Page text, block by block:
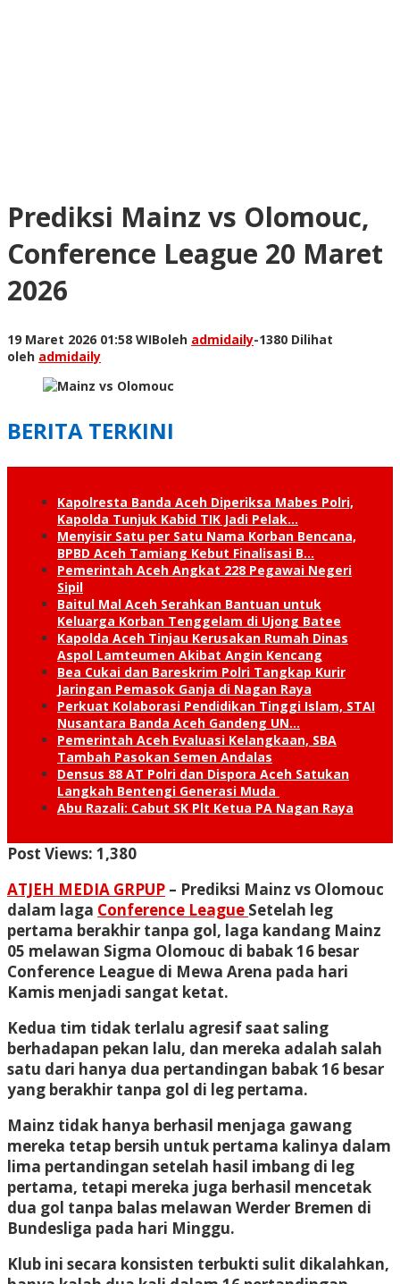
Prediksi Mainz vs Olomouc,
Conference League 20 Maret
2026
19 Maret 2026 01:58 WIBoleh admidaily-1380 Dilihat
oleh admidaily
BERITA TERKINI
Kapolresta Banda Aceh Diperiksa Mabes Polri,
Kapolda Tunjuk Kabid TIK Jadi Pelak…
Menyisir Satu per Satu Nama Korban Bencana,
BPBD Aceh Tamiang Kebut Finalisasi B…
Pemerintah Aceh Angkat 228 Pegawai Negeri
Sipil
Baitul Mal Aceh Serahkan Bantuan untuk
Keluarga Korban Tenggelam di Ujong Batee
Kapolda Aceh Tinjau Kerusakan Rumah Dinas
Aspol Lamteumen Akibat Angin Kencang
Bea Cukai dan Bareskrim Polri Tangkap Kurir
Jaringan Pemasok Ganja di Nagan Raya
Perkuat Kolaborasi Pendidikan Tinggi Islam, STAI
Nusantara Banda Aceh Gandeng UN…
Pemerintah Aceh Evaluasi Kelangkaan, SBA
Tambah Pasokan Semen Andalas
Densus 88 AT Polri dan Dispora Aceh Satukan
Langkah Bentengi Generasi Muda
Abu Razali: Cabut SK Plt Ketua PA Nagan Raya
Post Views: 1,380
ATJEH MEDIA GRPUP – Prediksi Mainz vs Olomouc
dalam laga Conference League Setelah leg
pertama berakhir tanpa gol, laga kandang Mainz
05 melawan Sigma Olomouc di babak 16 besar
Conference League di Mewa Arena pada hari
Kamis menjadi sangat ketat.
Kedua tim tidak terlalu agresif saat saling
berhadapan pekan lalu, dan mereka adalah salah
satu dari hanya dua pertandingan babak 16 besar
yang berakhir tanpa gol di leg pertama.
Mainz tidak hanya berhasil menjaga gawang
mereka tetap bersih untuk pertama kalinya dalam
lima pertandingan setelah hasil imbang di leg
pertama, tetapi mereka juga berhasil mencetak
dua gol tanpa balas melawan Werder Bremen di
Bundesliga pada hari Minggu.
Klub ini secara konsisten terbukti sulit dikalahkan,